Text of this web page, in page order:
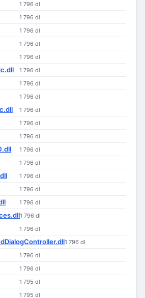
1 796 dl
1 796 dl
1 796 dl
1 796 dl
1 796 dl
1 796 dl
1 796 dl
1 796 dl
1 796 dl
1 796 dl
1 796 dl
1 796 dl
1 796 dl
1 796 dl
1 796 dl
1 796 dl
1 796 dl
1 796 dl
1 796 dl
1 796 dl
1 796 dl
1 795 dl
1 795 dl